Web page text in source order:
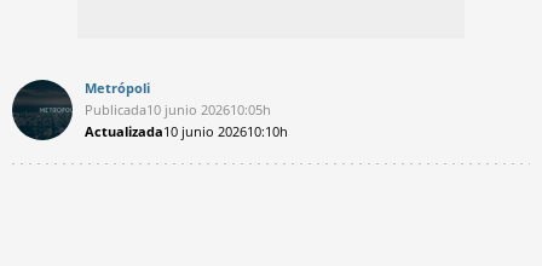
Metrópoli
Publicada10 junio 202610:05h
Actualizada10 junio 202610:10h